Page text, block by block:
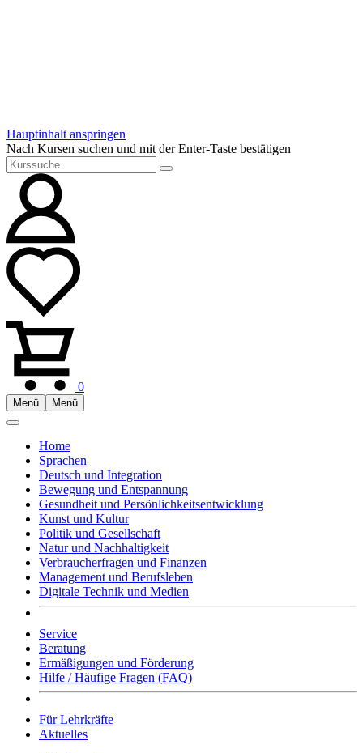
Hauptinhalt anspringen
Nach Kursen suchen und mit der Enter-Taste bestätigen
0
Menü Menü
Home
Sprachen
Deutsch und Integration
Bewegung und Entspannung
Gesundheit und Persönlichkeitsentwicklung
Kunst und Kultur
Politik und Gesellschaft
Natur und Nachhaltigkeit
Verbraucherfragen und Finanzen
Management und Berufsleben
Digitale Technik und Medien
Service
Beratung
Ermäßigungen und Förderung
Hilfe / Häufige Fragen (FAQ)
Für Lehrkräfte
Aktuelles